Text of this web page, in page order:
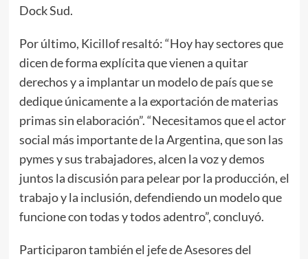
Dock Sud.
Por último, Kicillof resaltó: “Hoy hay sectores que
dicen de forma explícita que vienen a quitar
derechos y a implantar un modelo de país que se
dedique únicamente a la exportación de materias
primas sin elaboración”. “Necesitamos que el actor
social más importante de la Argentina, que son las
pymes y sus trabajadores, alcen la voz y demos
juntos la discusión para pelear por la producción, el
trabajo y la inclusión, defendiendo un modelo que
funcione con todas y todos adentro”, concluyó.
Participaron también el jefe de Asesores del